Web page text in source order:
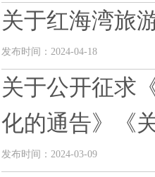
关于红海湾旅
发布时间：2024-04-18
关于公开征求
化的通告》《
发布时间：2024-03-09